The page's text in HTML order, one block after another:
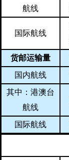
航线
国际航线
货邮运输量
国内航线
其中：港澳台
航线
国际航线